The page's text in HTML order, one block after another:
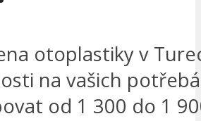
otoplastiky v
na vašich
od 1 300 do 1